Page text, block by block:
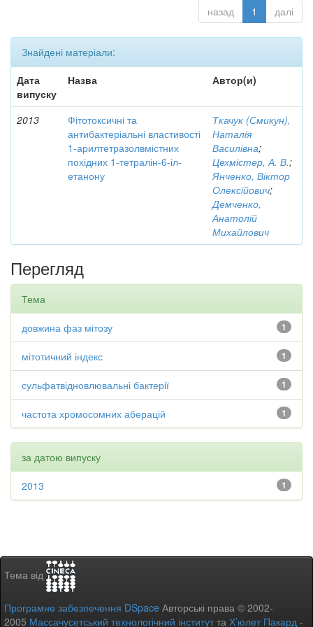
назад 1 далі
Знайдені матеріали:
Дата
випуску
Назва Автор(и)
2013
Фітотоксичні та
антибактеріальні властивості
1-арилтетразолвмістних
похідних 1-тетралін-6-іл-
етанону
Ткачук (Смикун),
Наталія
Василівна;
Цехмістер, А. В.;
Янченко, Віктор
Олексійович;
Демченко,
Анатолій
Михайлович
Перегляд
Тема
1
довжина фаз мітозу
1
мітотичний індекс
1
сульфатвідновлювальні бактерії
1
частота хромосомних аберацій
за датою випуску
1
2013
Тема від
Програмне забезпечення DSpace Авторські права © 2002-
2005 Массачусетський технологічний інститутта Х’юлет Пакард -